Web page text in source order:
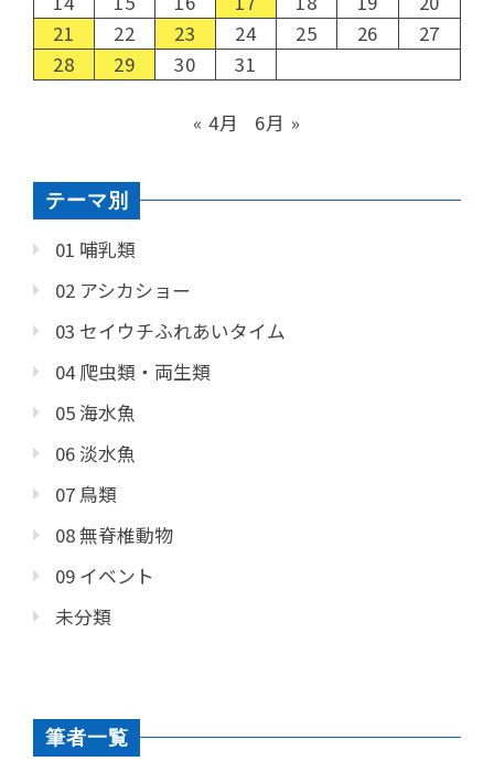
21
22 23 24 25 26
27
28
29 30 31
« 4月 6月 »
テーマ別
01 哺乳類
02 アシカショー
03 セイウチふれあいタイム
04 爬虫類・両生類
05 海水魚
06 淡水魚
07 鳥類
08 無脊椎動物
09 イベント
未分類
筆者一覧